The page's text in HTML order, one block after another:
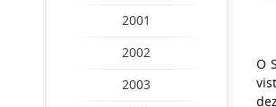
2001
2002
2003
O